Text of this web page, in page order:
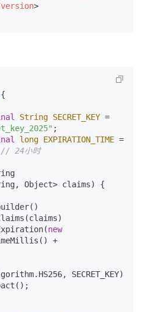
version>
{
String SECRET_KEY =
;
long EXPIRATION_TIME =
// 24小时
Object> claims) {
.setExpiration(
new
+
SECRET_KEY)